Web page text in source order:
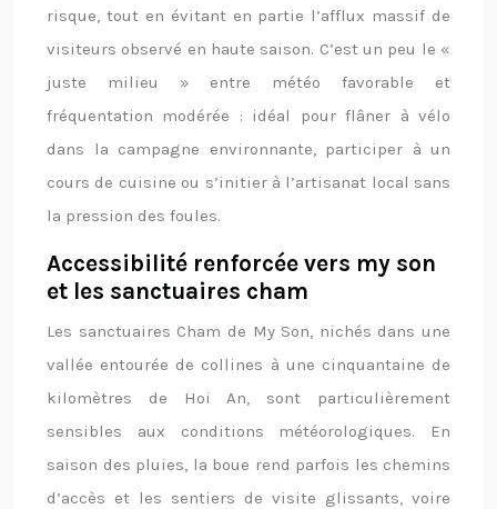
risque, tout en évitant en partie l’afflux massif de
visiteurs observé en haute saison. C’est un peu le «
juste milieu » entre météo favorable et
fréquentation modérée : idéal pour flâner à vélo
dans la campagne environnante, participer à un
cours de cuisine ou s’initier à l’artisanat local sans
la pression des foules.
Accessibilité renforcée vers my son
et les sanctuaires cham
Les sanctuaires Cham de My Son, nichés dans une
vallée entourée de collines à une cinquantaine de
kilomètres de Hoi An, sont particulièrement
sensibles aux conditions météorologiques. En
saison des pluies, la boue rend parfois les chemins
d’accès et les sentiers de visite glissants, voire